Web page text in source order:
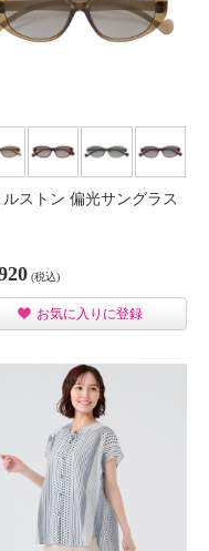
ルストン 偏光サングラス
(税込)
お気に入りに登録